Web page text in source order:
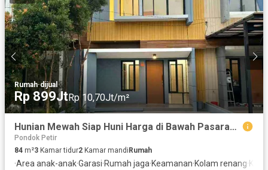
Rumah·dijual
Rp 899JtRp 10,70Jt/m²
Hunian Mewah Siap Huni Harga di Bawah Pasaran dan Akses Mudah
Pondok Petir
84 m²3 Kamar tidur2 Kamar mandi Rumah
·Area anak-anak·Garasi·Rumah jaga·Keamanan·Kolam renang·